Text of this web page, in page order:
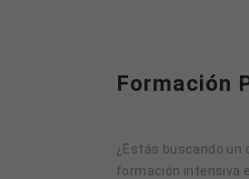
Formación
¿Estás buscando un
formación intensiva